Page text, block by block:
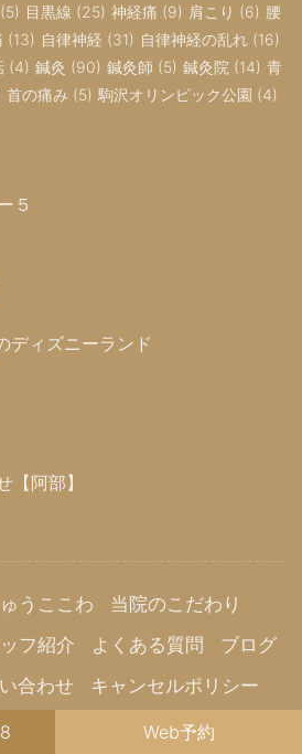
Web予約
(5) 目黒線 (25) 神経痛 (9) 肩こり (6) 腰
(13) 自律神経 (31) 自律神経の乱れ (16)
(4) 鍼灸 (90) 鍼灸師 (5) 鍼灸院 (14) 青
首の痛み (5) 駒沢オリンピック公園 (4)
５
ディズニーランド
【阿部】
うここわ
当院のこだわり
フ紹介 よくある質問
ブログ
合わせ
キャンセルポリシー
リシー
サイトマップ